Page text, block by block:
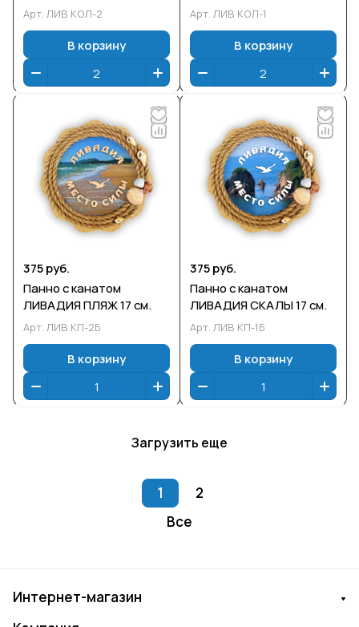
Арт. ЛИВ КОЛ-2
В корзину
Арт. ЛИВ КОЛ-1
В корзину
375 руб.
Панно с канатом
ЛИВАДИЯ ПЛЯЖ 17 см.
Арт. ЛИВ КП-2Б
В корзину
375 руб.
Панно с канатом
ЛИВАДИЯ СКАЛЫ 17 см.
Арт. ЛИВ КП-1Б
В корзину
Загрузить еще
1
2
Все
Интернет-магазин